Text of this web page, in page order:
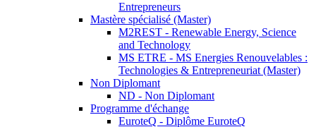
Entrepreneurs
Mastère spécialisé (Master)
M2REST - Renewable Energy, Science
and Technology
MS ETRE - MS Energies Renouvelables :
Technologies & Entrepreneuriat (Master)
Non Diplomant
ND - Non Diplomant
Programme d'échange
EuroteQ - Diplôme EuroteQ